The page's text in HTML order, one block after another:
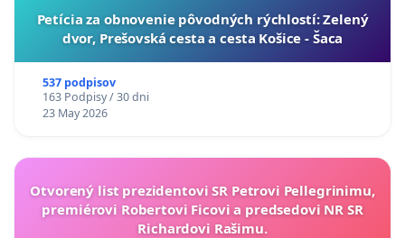
​Petícia za obnovenie pôvodných rýchlostí: Zelený
dvor, Prešovská cesta a cesta Košice - Šaca
537 podpisov
163 Podpisy / 30 dni
23 May 2026
Otvorený list prezidentovi SR Petrovi Pellegrinimu,
premiérovi Robertovi Ficovi a predsedovi NR SR
Richardovi Rašimu.